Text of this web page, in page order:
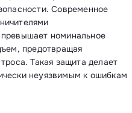
Современное
номинальное
предотвращая
Такая защита делает
неуязвимым к ошибкам